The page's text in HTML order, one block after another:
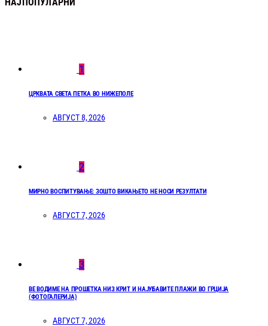
НАЈПОПУЛАРНИ
1
ЦРКВАТА СВЕТА ПЕТКА ВО НИЖЕПОЛЕ
АВГУСТ 8, 2026
2
МИРНО ВОСПИТУВАЊЕ: ЗОШТО ВИКАЊЕТО НЕ НОСИ РЕЗУЛТАТИ
АВГУСТ 7, 2026
3
ВЕ ВОДИМЕ НА ПРОШЕТКА НИЗ КРИТ И НАЈУБАВИТЕ ПЛАЖИ ВО ГРЦИЈА
(ФОТОГАЛЕРИЈА)
АВГУСТ 7, 2026